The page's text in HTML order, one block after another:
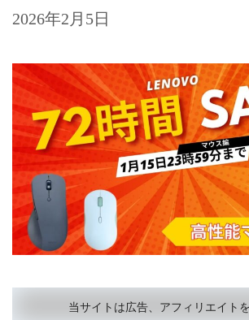
キ
プ
2026年2月5日
当サイトは広告、アフィリエイト